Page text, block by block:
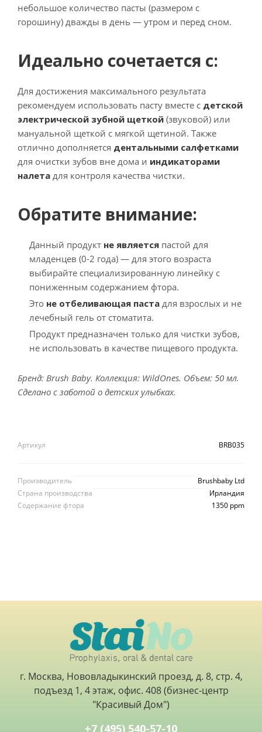
небольшое количество пасты (размером с
горошину) дважды в день — утром и перед сном.
Идеально сочетается с:
Для достижения максимального результата
рекомендуем использовать пасту вместе с детской
электрической зубной щеткой (звуковой) или
мануальной щеткой с мягкой щетиной. Также
отлично дополняется дентальными салфетками
для очистки зубов вне дома и индикаторами
налета для контроля качества чистки.
Обратите внимание:
Данный продукт не является пастой для
младенцев (0-2 года) — для этого возраста
выбирайте специализированную линейку с
пониженным содержанием фтора.
Это не отбеливающая паста для взрослых и не
лечебный гель от стоматита.
Продукт предназначен только для чистки зубов,
не использовать в качестве пищевого продукта.
Бренд: Brush Baby. Коллекция: WildOnes. Объем: 50 мл.
Сделано с заботой о детских улыбках.
Артикул BRB035
Производитель
Brushbaby Ltd
Страна производства
Ирландия
Содержание фтора
1350 ppm
г. Москва, Нововладыкинский проезд, д. 8, стр. 4,
подъезд 1, 4 этаж, офис. 408 (бизнес-центр
"Красивый Дом")
+7 (495) 540-57-10